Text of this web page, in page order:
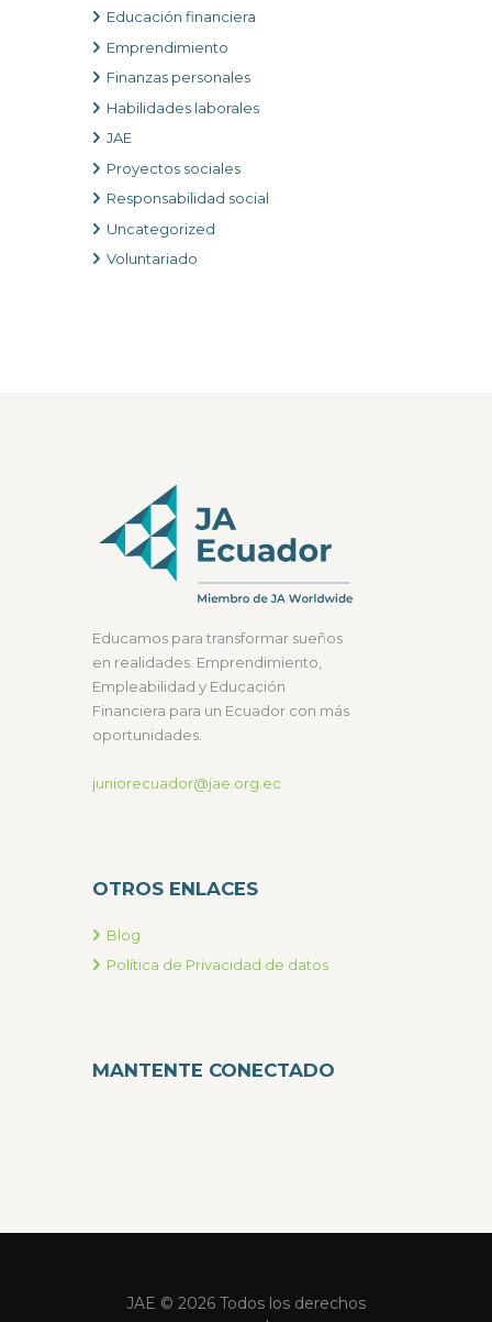
Educación financiera
Emprendimiento
Finanzas personales
Habilidades laborales
JAE
Proyectos sociales
Responsabilidad social
Uncategorized
Voluntariado
Educamos para transformar sueños
en realidades. Emprendimiento,
Empleabilidad y Educación
Financiera para un Ecuador con más
oportunidades.
juniorecuador@jae.org.ec
OTROS ENLACES
Blog
Política de Privacidad de datos
MANTENTE CONECTADO
JAE © 2026 Todos los derechos